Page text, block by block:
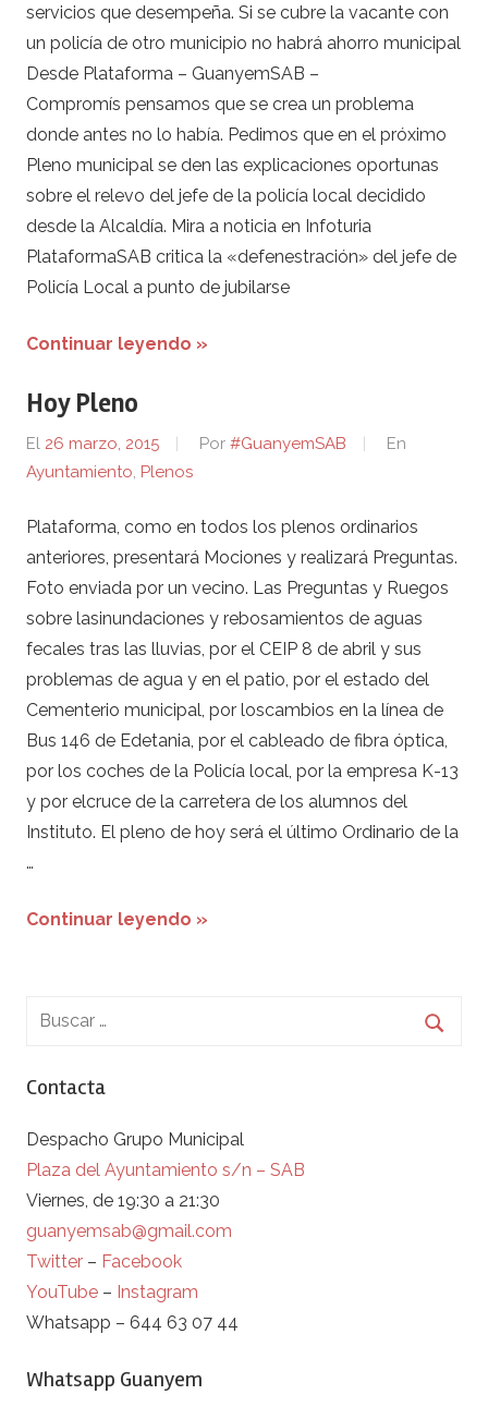
servicios que desempeña. Si se cubre la vacante con
un policía de otro municipio no habrá ahorro municipal
Desde Plataforma – GuanyemSAB –
Compromís pensamos que se crea un problema
donde antes no lo había. Pedimos que en el próximo
Pleno municipal se den las explicaciones oportunas
sobre el relevo del jefe de la policía local decidido
desde la Alcaldía. Mira a noticia en Infoturia
PlataformaSAB critica la «defenestración» del jefe de
Policía Local a punto de jubilarse
Continuar leyendo »
Hoy Pleno
El 26 marzo, 2015 Por #GuanyemSAB
En
Ayuntamiento, Plenos
Plataforma, como en todos los plenos ordinarios
anteriores, presentará Mociones y realizará Preguntas.
Foto enviada por un vecino. Las Preguntas y Ruegos
sobre lasinundaciones y rebosamientos de aguas
fecales tras las lluvias, por el CEIP 8 de abril y sus
problemas de agua y en el patio, por el estado del
Cementerio municipal, por loscambios en la línea de
Bus 146 de Edetania, por el cableado de fibra óptica,
por los coches de la Policía local, por la empresa K-13
y por elcruce de la carretera de los alumnos del
Instituto. El pleno de hoy será el último Ordinario de la
…
Continuar leyendo »
Contacta
Despacho Grupo Municipal
Plaza del Ayuntamiento s/n – SAB
Viernes, de 19:30 a 21:30
guanyemsab@gmail.com
Twitter – Facebook
YouTube – Instagram
Whatsapp – 644 63 07 44
Whatsapp Guanyem